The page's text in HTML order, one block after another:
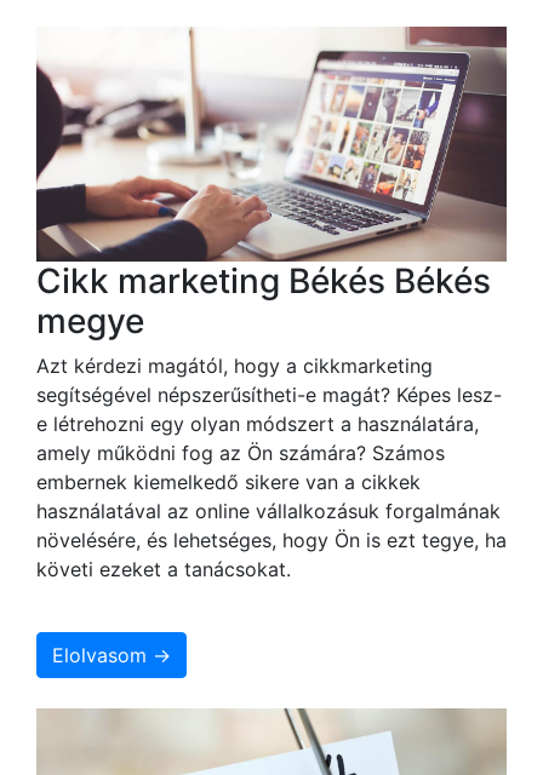
Cikk marketing Békés Békés
megye
Azt kérdezi magától, hogy a cikkmarketing
segítségével népszerűsítheti-e magát? Képes lesz-
e létrehozni egy olyan módszert a használatára,
amely működni fog az Ön számára? Számos
embernek kiemelkedő sikere van a cikkek
használatával az online vállalkozásuk forgalmának
növelésére, és lehetséges, hogy Ön is ezt tegye, ha
követi ezeket a tanácsokat.
Elolvasom →